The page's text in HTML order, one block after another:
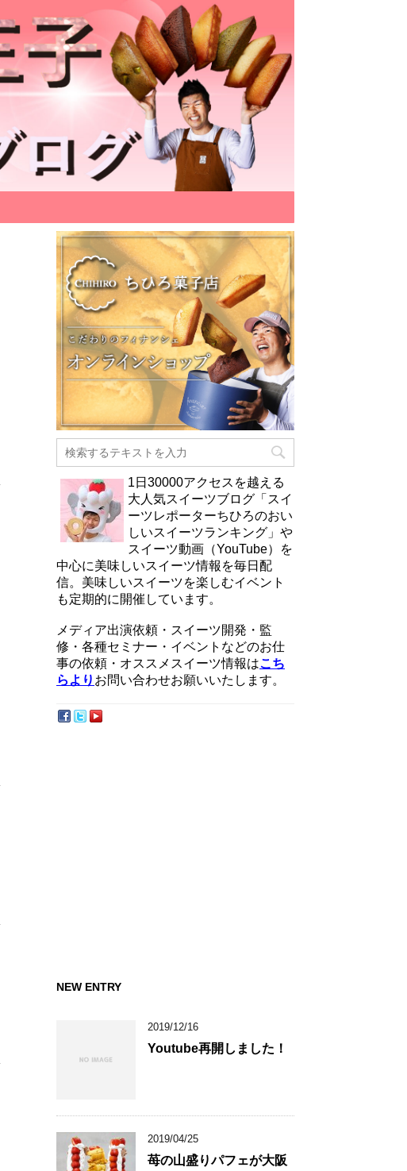
1日30000アクセスを越える
大人気スイーツブログ「スイ
ーツレポーターちひろのおい
しいスイーツランキング」や
スイーツ動画（YouTube）を
中心に美味しいスイーツ情報を毎日配
信。美味しいスイーツを楽しむイベント
も定期的に開催しています。
メディア出演依頼・スイーツ開発・監
修・各種セミナー・イベントなどのお仕
事の依頼・オススメスイーツ情報はこち
らより お問い合わせお願いいたします。
NEW ENTRY
2019/12/16
Youtube再開しました！
2019/04/25
苺の山盛りパフェが大阪